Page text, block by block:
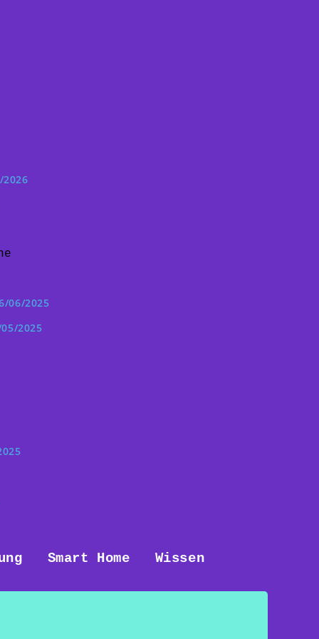
2026
06/2025
2025
Smart Home Wissen